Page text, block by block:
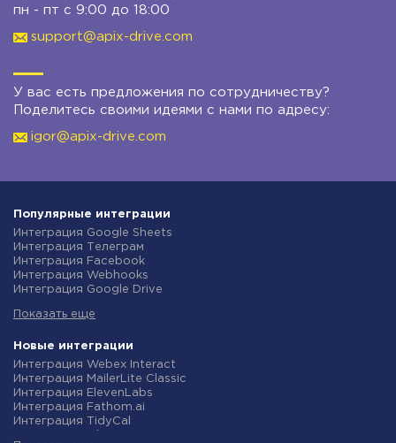
пн - пт с 9:00 до 18:00
support@apix-drive.com
У вас есть предложения по сотрудничеству?
Поделитесь своими идеями с нами по адресу:
igor@apix-drive.com
Популярные интеграции
Интеграция Google Sheets
Интеграция Телеграм
Интеграция Facebook
Интеграция Webhooks
Интеграция Google Drive
Интеграция Gmail
Интеграция Новая Почта
Интеграция Binotel
Интеграция OpenAI (ChatGPT)
Интеграция Prom
Интеграция Приват24
Интеграция OLX
Интеграция TurboSMS
Показать еще
Новые интеграции
Интеграция Webex Interact
Интеграция MailerLite Classic
Интеграция ElevenLabs
Интеграция Fathom.ai
Интеграция TidyCal